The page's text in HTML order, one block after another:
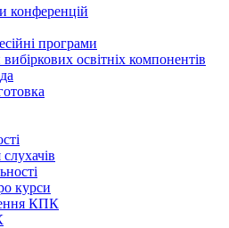
конференцій
програми
освітніх компонентів
курси
КПК